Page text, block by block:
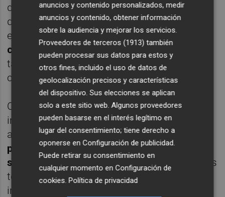
dar un falso negativo. Una prueba
diagnósticaPCR,en cambio, detecta el virus
entre 24 y 48 horas del contagio. Si los
casos posibles
positivo, Salud
también practicaría el análisis en sus
contactos más cercanos.
Otra característica de estos test de
inmunidad (también llamados de
anticuerpos) es que no discriminan entre
pacientes activosoenfermos que han
superado la patología. Esto es así porque los
test detectan dos tipos de
inmunoglobulinas, sin diferenciarlas: una se
anuncios y contenido personalizados, medir
anuncios y contenido, obtener información
sobre la audiencia y mejorar los servicios.
Proveedores de terceros (1913) también
pueden procesar sus datos para estos y
otros fines, incluido el uso de datos de
geolocalización precisos y características
del dispositivo. Sus elecciones se aplican
solo a este sitio web. Algunos proveedores
pueden basarse en el interés legítimo en
lugar del consentimiento; tiene derecho a
oponerse enConfiguración de publicidad.
Puede retirar su consentimiento en
cualquier momento enConfiguración de
cookies.Política de privacidad